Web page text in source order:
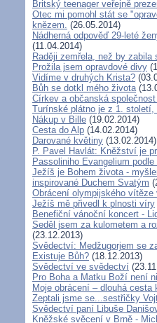
Britský teenager veřejně
Otec mi pomohl stát se
knězem. (26.05.2014)
Nádherná odpověď 29-leté
(11.04.2014)
Raději zemřela, než by zabila
Prožila jsem opravdové divy
Vidíme v druhých Krista?
Bůh se dotkl mého života
Církev a občanská
Turínské plátno je z 1.
Nákup v Bille (19.02.2014)
Cesta do Alp (14.02.2014)
Darované květiny (13.02.2014)
P. Pavel Havlát: Kněžství je
Passoliniho Evangelium
Ježíš je Bohem života -
inspirované Duchem Svatým
Obrácení olympijského vítěze
Ježíš mě přivedl k plnosti víry
Benefiční vánoční koncert -
Seděl jsem za kulometem a
(23.12.2013)
Svědectví: Medžugorjem se
Existuje Bůh? (18.12.2013)
Svědectví ve svědectví
Pro Boha a Matku Boží není
Moje obrácení – dlouhá cesta
Zeptali jsme se...sestřičky
Svědectví paní Libuše
Kněžské svěcení v Brně -